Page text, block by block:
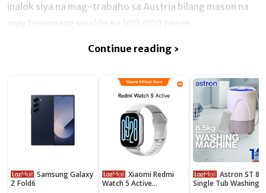
inalok siya na mag-trabaho sa Austria bilang mason na
may buwanang sweldo na 100,000 pesos.
Continue reading ›
Samsung Galaxy
Z Fold6
Xiaomi Redmi
Watch 5 Active
Single Tub Washing